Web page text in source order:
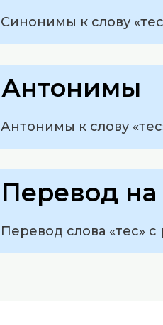
Синонимы к слову
Антонимы
Антонимы к слову
Перевод
Перевод слова «тес»